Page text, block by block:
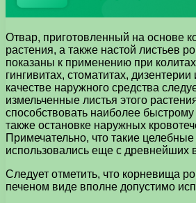
Отвар, приготовленный на основе
растения, а также настой листьев
показаны к применению при
гингивитах, стоматитах,
качестве наружного средства
измельченные листья этого
способствовать наиболее
также остановке наружных
Примечательно, что такие целебные
использовались еще с древнейших
Следует отметить, что корневища
печеном виде вполне допустимо